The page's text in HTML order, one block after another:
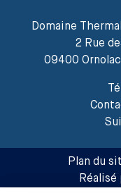
Domaine
2 Rue
09400
Plan du